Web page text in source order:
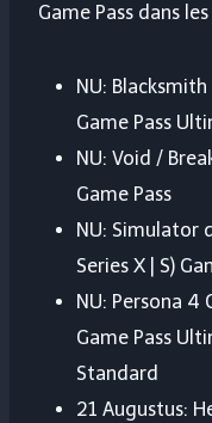
Game Pass dans
NU:
Game Pass
NU: Void /
Game Pass
NU: Simulator
Series X | S)
NU: Persona 4
Game Pass
Standard
21 Augustus: